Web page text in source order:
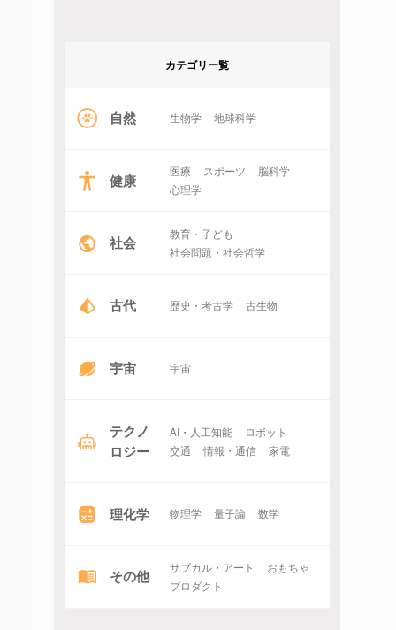
カテゴリー覧
自然 生物学 地球科学
健康 医療 スポーツ
脳科学
心理学
社会
教育・子ども
社会問題・社会哲学
古代 歴史・考古学 古生物
宇宙 宇宙
テクノ
ロジー
AI・人工知能
ロボット
交通
情報・通信 家電
理化学 物理学 量子論 数学
その他 サブカル・アート
おもちゃ
プロダクト